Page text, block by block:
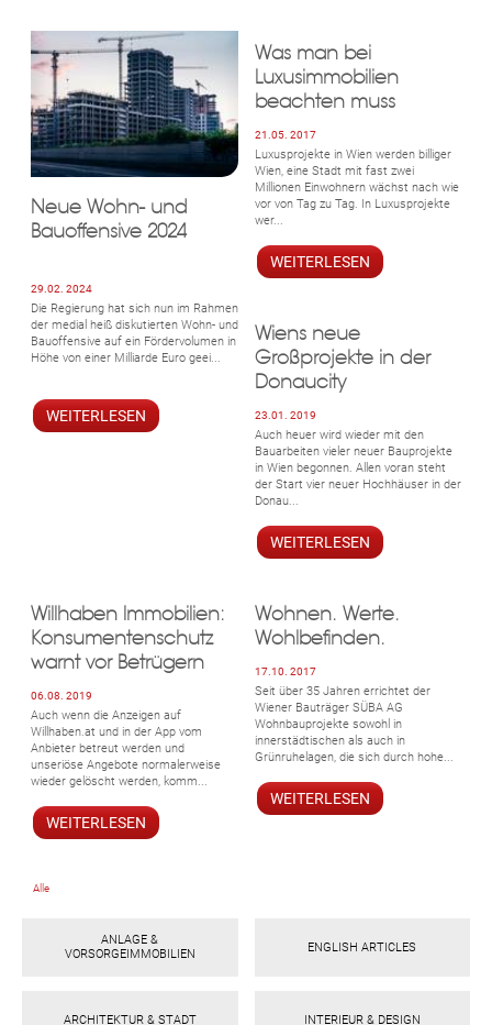
Neue Wohn- und
Bauoffensive 2024
29.02. 2024
Die Regierung hat sich nun im Rahmen
der medial heiß diskutierten Wohn- und
Bauoffensive auf ein Fördervolumen in
Höhe von einer Milliarde Euro geei...
WEITERLESEN
Was man bei
Luxusimmobilien
beachten muss
21.05. 2017
Luxusprojekte in Wien werden billiger
Wien, eine Stadt mit fast zwei
Millionen Einwohnern wächst nach wie
vor von Tag zu Tag. In Luxusprojekte
wer...
WEITERLESEN
Wiens neue
Großprojekte in der
Donaucity
23.01. 2019
Auch heuer wird wieder mit den
Bauarbeiten vieler neuer Bauprojekte
in Wien begonnen. Allen voran steht
der Start vier neuer Hochhäuser in der
Donau...
WEITERLESEN
Willhaben Immobilien:
Konsumentenschutz
warnt vor Betrügern
06.08. 2019
Auch wenn die Anzeigen auf
Willhaben.at und in der App vom
Anbieter betreut werden und
unseriöse Angebote normalerweise
wieder gelöscht werden, komm...
WEITERLESEN
Wohnen. Werte.
Wohlbefinden.
17.10. 2017
Seit über 35 Jahren errichtet der
Wiener Bauträger SÜBA AG
Wohnbauprojekte sowohl in
innerstädtischen als auch in
Grünruhelagen, die sich durch hohe...
WEITERLESEN
Alle
ANLAGE &
VORSORGEIMMOBILIEN
ENGLISH ARTICLES
ARCHITEKTUR & STADT INTERIEUR & DESIGN